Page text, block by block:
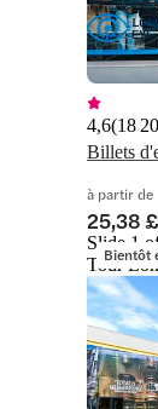
Billets
4,6(18
à partir de
25,38 £
Bientôt
Slide 1
Tour